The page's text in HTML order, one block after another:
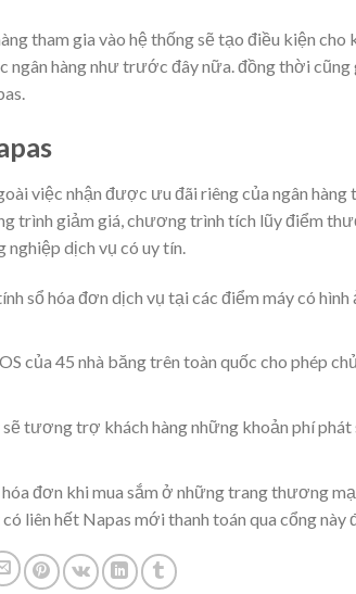
tham gia vào hệ thống sẽ tạo điều kiện cho
ngân hàngnhư trước đây nữa.đồng thời cũng
việc nhận được ưu đãi riêng của ngân hàng
trình giảm giá, chương trình tích lũy điểm
nghiệp dịch vụ có uy tín.
sổhóa đơn dịch vụ tại các điểm máy có hình
của 45 nhà băngtrên toàn quốc cho phép
sẽ tương trợ khách hàng những khoản phíphát
đơn khi mua sắm ở những trang thương
liên hết Napas mới thanh toán qua cổng này